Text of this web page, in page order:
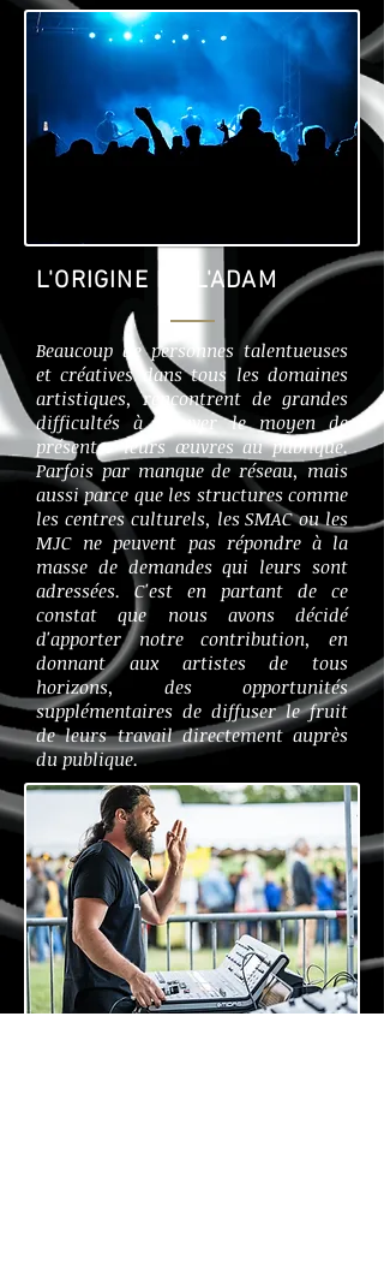
L'ORIGINE DE L'ADAM
Beaucoup de personnes talentueuses
et créatives dans tous les domaines
artistiques, rencontrent de grandes
difficultés à trouver le moyen de
présenter leurs œuvres au publique.
Parfois par manque de réseau, mais
aussi parce que les structures comme
les centres culturels, les SMAC ou les
MJC ne peuvent pas répondre à la
masse de demandes qui leurs sont
adressées. C'est en partant de ce
constat que nous avons décidé
d'apporter notre contribution, en
donnant aux artistes de tous
horizons, des opportunités
supplémentaires de diffuser le fruit
de leurs travail directement auprès
du publique.